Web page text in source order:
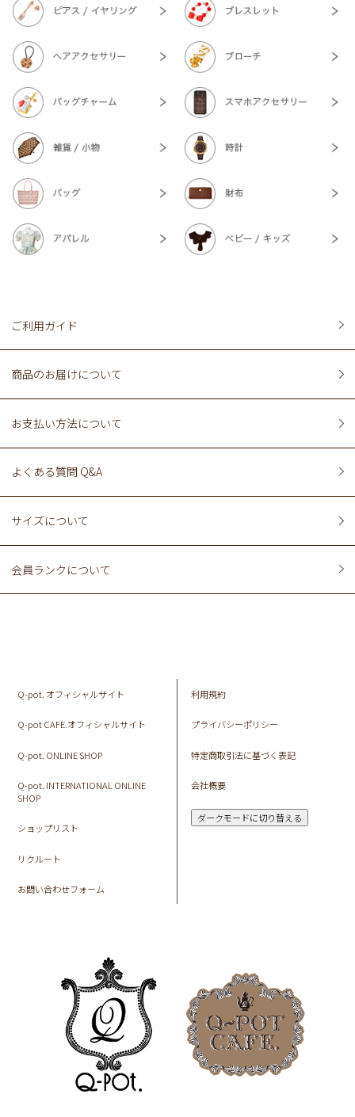
ご利用ガイド
商品のお届けについて
お支払い方法について
よくある質問 Q&A
サイズについて
会員ランクについて
Q-pot. オフィシャルサイト
Q-pot CAFE.オフィシャルサイト
Q-pot. ONLINE SHOP
Q-pot. INTERNATIONAL ONLINE
SHOP
ショップリスト
リクルート
お問い合わせフォーム
利用規約
プライバシーポリシー
特定商取引法に基づく表記
会社概要
ダークモードに切り替える